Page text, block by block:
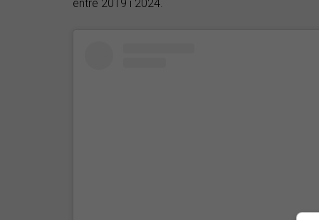
entre 2019 i 2024.